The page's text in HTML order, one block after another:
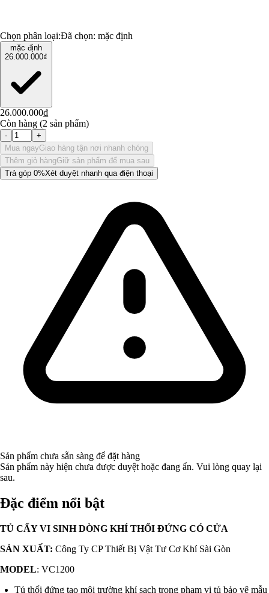
Chọn phân loại:Đã chọn: mặc định
mặc định
26.000.000₫
26.000.000₫
Còn hàng (2 sản phẩm)
-
+
Mua ngayGiao hàng tận nơi nhanh chóng
Thêm giỏ hàngGiữ sản phẩm để mua sau
Trả góp 0%Xét duyệt nhanh qua điện thoại
Sản phẩm chưa sẵn sàng để đặt hàng
Sản phẩm này hiện chưa được duyệt hoặc đang ẩn. Vui lòng quay lại
sau.
Đặc điểm nổi bật
TỦ CẤY VI SINH DÒNG KHÍ THỔI ĐỨNG CÓ CỬA
SẢN XUẤT: Công Ty CP Thiết Bị Vật Tư Cơ Khí Sài Gòn
MODEL: VC1200
Tủ thổi đứng tạo môi trường khí sạch trong phạm vi tủ bảo vệ mẫu